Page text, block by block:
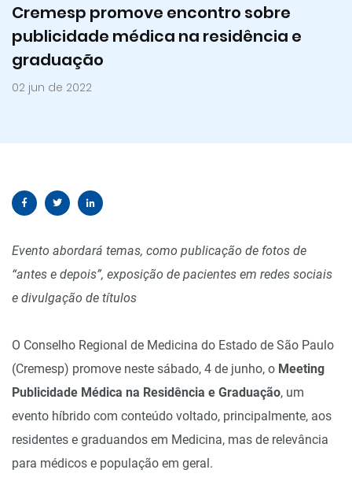
Cremesp promove encontro sobre
publicidade médica na residência e
graduação
02 jun de 2022
Evento abordará temas, como publicação de fotos de
“antes e depois”, exposição de pacientes em redes sociais
e divulgação de títulos
O Conselho Regional de Medicina do Estado de São Paulo
(Cremesp) promove neste sábado, 4 de junho, o Meeting
Publicidade Médica na Residência e Graduação, um
evento híbrido com conteúdo voltado, principalmente, aos
residentes e graduandos em Medicina, mas de relevância
para médicos e população em geral.